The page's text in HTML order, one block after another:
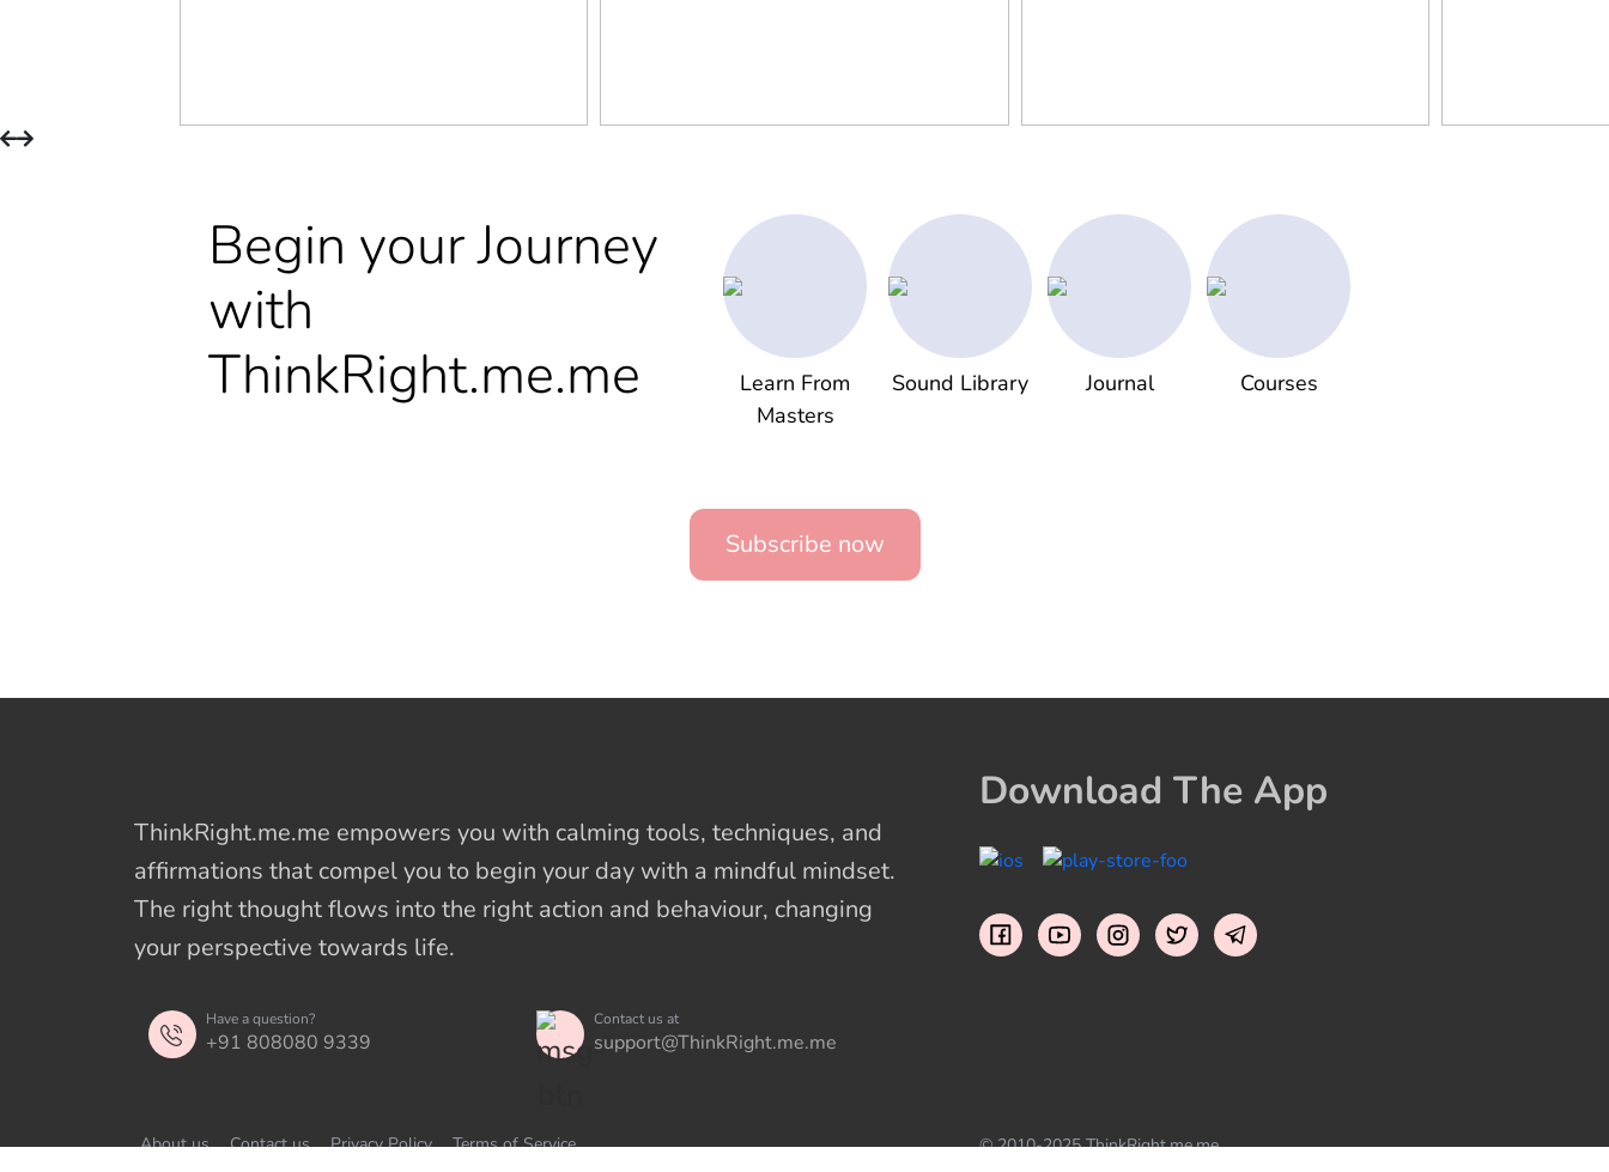
Begin your Journey
with
ThinkRight.me.me
Learn From
Masters
Sound Library Journal Courses
Subscribe now
ThinkRight.me.me empowers you with calming tools, techniques, and
affirmations that compel you to begin your day with a mindful mindset.
The right thought flows into the right action and behaviour, changing
your perspective towards life.
Have a question?
+91 808080 9339
Contact us at
support@ThinkRight.me.me
Download The App
About us Contact us Privacy Policy Terms of Service © 2010-2025 ThinkRight.me.me